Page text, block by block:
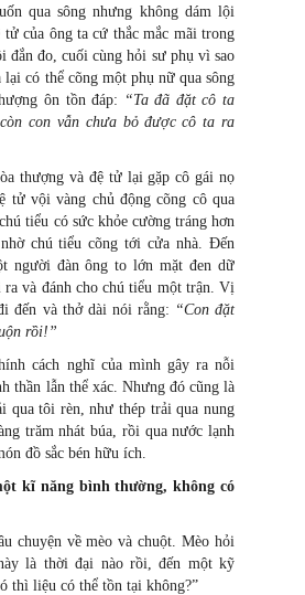
qua sông nhưng không dám lội
của ông ta cứ thắc mắc mãi trong
đắn đo, cuối cùng hỏi sư phụ vì sao
có thể cõng một phụ nữ qua sông
ôn tồn đáp: “Ta đã đặt cô ta
con vẫn chưa bỏ được cô ta ra
thượng và đệ tử lại gặp cô gái nọ
tử vội vàng chủ động cõng cô qua
tiểu có sức khỏe cường tráng hơn
chú tiểu cõng tới cửa nhà. Đến
người đàn ông to lớn mặt đen dữ
và đánh cho chú tiểu một trận. Vị
đến và thở dài nói rằng: “Con đặt
rồi!”
cách nghĩ của mình gây ra nỗi
thần lẫn thể xác. Nhưng đó cũng là
qua tôi rèn, như thép trải qua nung
trăm nhát búa, rồi qua nước lạnh
đồ sắc bén hữu ích.
kĩ năng bình thường, không có
chuyện về mèo và chuột. Mèo hỏi
là thời đại nào rồi, đến một kỹ
thì liệu có thể tồn tại không?”